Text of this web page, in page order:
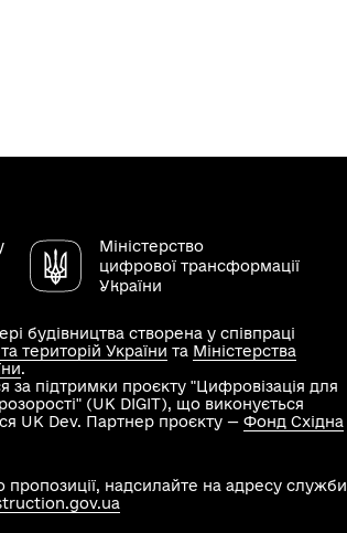
Міністерство
цифрової трансформації
України
будівництва створена у співпраці
територій України та Міністерства
.
за підтримки проєкту "Цифровізація для
(UK DIGIT), що виконується
UK Dev. Партнер проєкту — Фонд Східна
надсилайте на адресу служби